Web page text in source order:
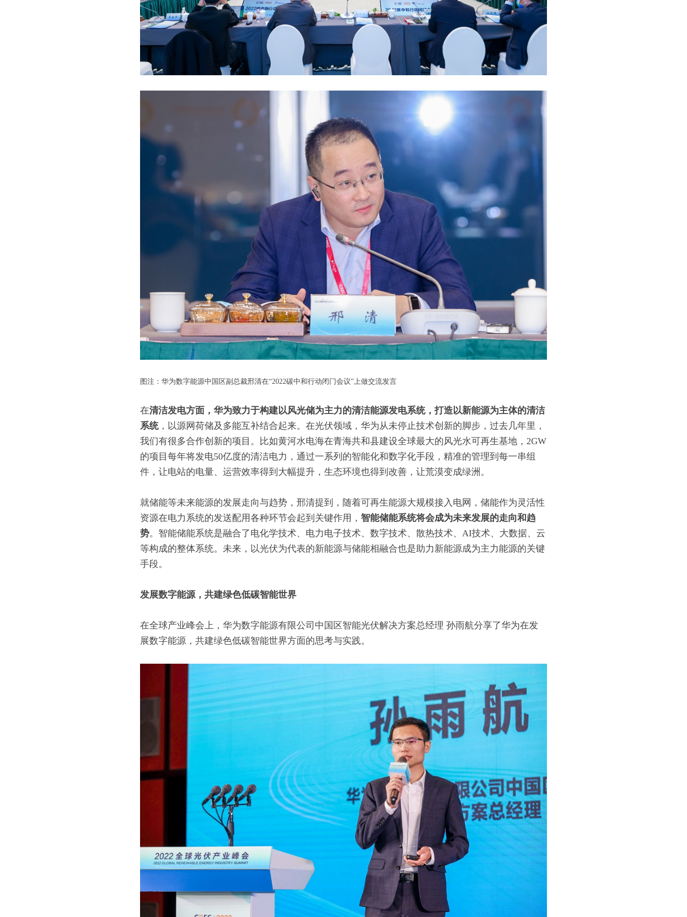
图注：华为数字能源中国区副总裁邢清在“2022碳中和行动闭门会议”上做交流发言
在清洁发电方面，华为致力于构建以风光储为主力的清洁能源发电系统，打造以新能源为主体的清洁
系统，以源网荷储及多能互补结合起来。在光伏领域，华为从未停止技术创新的脚步，过去几年里，
我们有很多合作创新的项目。比如黄河水电海在青海共和县建设全球最大的风光水可再生基地，2GW
的项目每年将发电50亿度的清洁电力，通过一系列的智能化和数字化手段，精准的管理到每一串组
件，让电站的电量、运营效率得到大幅提升，生态环境也得到改善，让荒漠变成绿洲。
就储能等未来能源的发展走向与趋势，邢清提到，随着可再生能源大规模接入电网，储能作为灵活性
资源在电力系统的发送配用各种环节会起到关键作用， 智能储能系统将会成为未来发展的走向和趋
势。智能储能系统是融合了电化学技术、电力电子技术、数字技术、散热技术、AI技术、大数据、云
等构成的整体系统。未来，以光伏为代表的新能源与储能相融合也是助力新能源成为主力能源的关键
手段。
发展数字能源，共建绿色低碳智能世界
在全球产业峰会上，华为数字能源有限公司中国区智能光伏解决方案总经理 孙雨航分享了华为在发
展数字能源，共建绿色低碳智能世界方面的思考与实践。